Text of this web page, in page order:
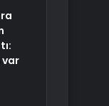
var